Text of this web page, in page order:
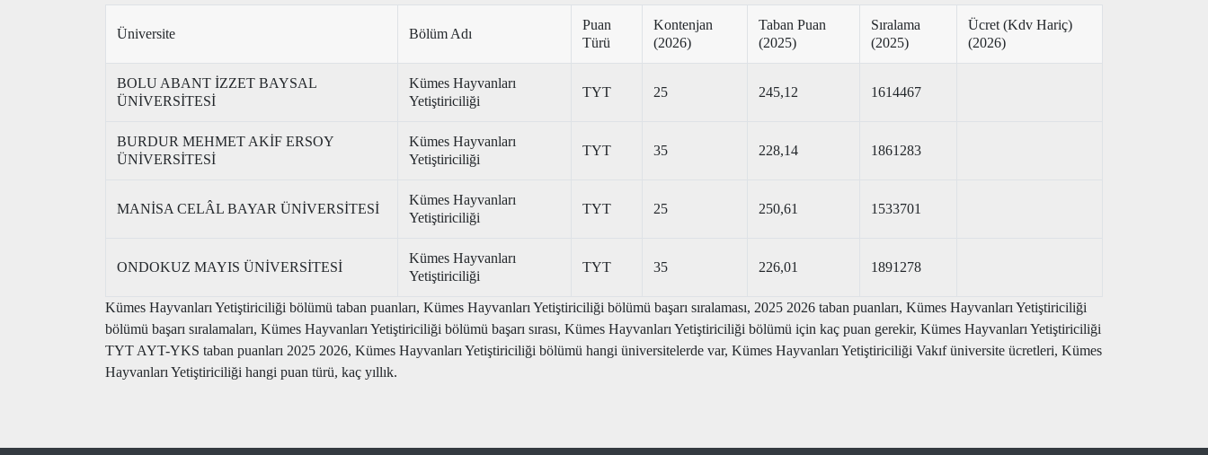
Üniversite Bölüm Adı
Puan
Türü
Kontenjan
(2026)
Taban Puan
(2025)
Sıralama
(2025)
Ücret (Kdv Hariç)
(2026)
BOLU ABANT İZZET BAYSAL
ÜNİVERSİTESİ
Kümes Hayvanları
Yetiştiriciliği
TYT 25 245,12 1614467
BURDUR MEHMET AKİF ERSOY
ÜNİVERSİTESİ
Kümes Hayvanları
Yetiştiriciliği
TYT 35 228,14 1861283
MANİSA CELÂL BAYAR ÜNİVERSİTESİ
Kümes Hayvanları
Yetiştiriciliği
TYT 25 250,61 1533701
ONDOKUZ MAYIS ÜNİVERSİTESİ
Kümes Hayvanları
Yetiştiriciliği
TYT 35 226,01 1891278
Kümes Hayvanları Yetiştiriciliği bölümü taban puanları, Kümes Hayvanları Yetiştiriciliği bölümü başarı sıralaması, 2025 2026 taban puanları, Kümes Hayvanları Yetiştiriciliği
bölümü başarı sıralamaları, Kümes Hayvanları Yetiştiriciliği bölümü başarı sırası, Kümes Hayvanları Yetiştiriciliği bölümü için kaç puan gerekir, Kümes Hayvanları Yetiştiriciliği
TYT AYT-YKS taban puanları 2025 2026, Kümes Hayvanları Yetiştiriciliği bölümü hangi üniversitelerde var, Kümes Hayvanları Yetiştiriciliği Vakıf üniversite ücretleri, Kümes
Hayvanları Yetiştiriciliği hangi puan türü, kaç yıllık.